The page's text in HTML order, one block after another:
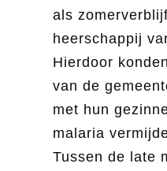
als
heerschappij
Hierdoor
van de
met hun
malaria
Tussen de late